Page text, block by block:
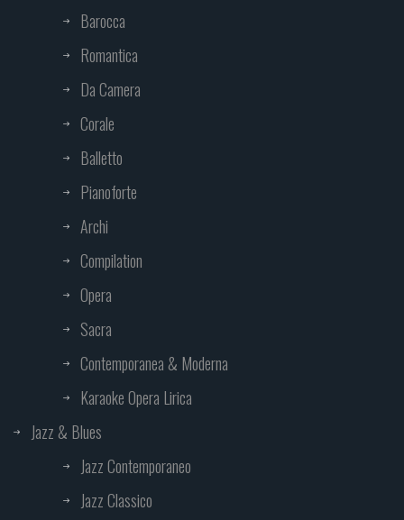
Barocca
Romantica
Da Camera
Corale
Balletto
Pianoforte
Archi
Compilation
Opera
Sacra
Contemporanea & Moderna
Karaoke Opera Lirica
Jazz & Blues
Jazz Contemporaneo
Jazz Classico